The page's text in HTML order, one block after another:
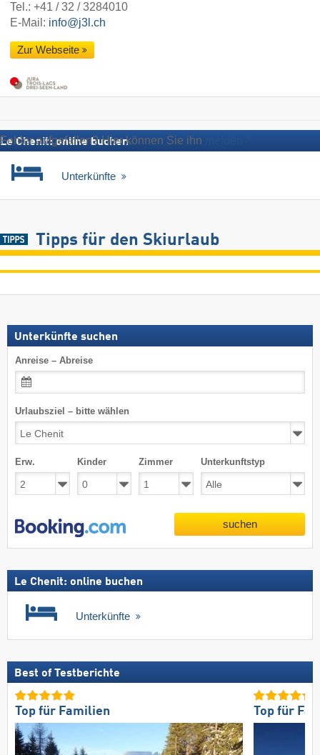
Tel.: +41 / 32 / 3284010
E-Mail: info@j3l.ch
Zur Webseite
Fehler aufgefallen? Hier können Sie ihn
Le Chenit: online buchen
Unterkünfte
Tipps für den Skiurlaub
Unterkünfte suchen
Anreise – Abreise
Urlaubsziel – bitte wählen
Erw. Kinder Zimmer Unterkunftstyp
suchen
Le Chenit: online buchen
Unterkünfte
Best of Testberichte
Top für Familien Top für